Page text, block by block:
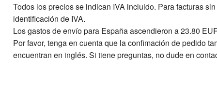
Todos los precios se indican IVA incluido. Para facturas
identificación de IVA.
Los gastos de envío para España ascendieron a 23.80
Por favor, tenga en cuenta que la confimación de pedido
encuentran en inglés. Si tiene preguntas, no dude en